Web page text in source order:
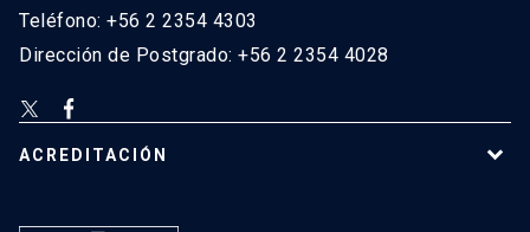
Teléfono: +56 2 2354 4303
Dirección de Postgrado: +56 2 2354 4028
ACREDITACIÓN